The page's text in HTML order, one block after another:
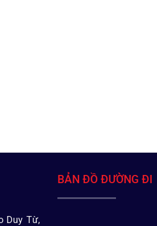
Duy Từ,
BẢN ĐỒ ĐƯỜNG ĐI